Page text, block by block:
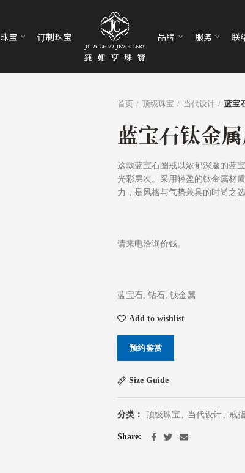
珠宝 订制珠宝 品牌 服务 联
首页 顶级珠宝 当代设计 蓝宝
蓝宝石钛金
这款蓝宝石圈戒以浓郁深邃的蓝
光彩层次。采用轻盈的钛金属材
力，是风格与气势兼具的时尚之
请来电洽询价钱。
蓝宝石, 钻石, 钛金属
Add to wishlist
预约鉴赏
Size Guide
分类： 顶级珠宝 , 当代设计 , 戒
Share